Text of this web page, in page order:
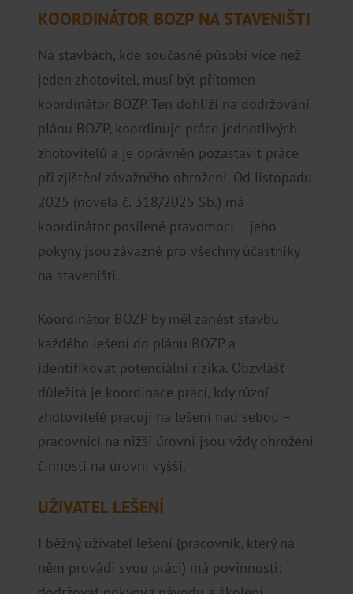
KOORDINÁTOR BOZP NA STAVENIŠTI
Na stavbách, kde současně působí více než
jeden zhotovitel, musí být přítomen
koordinátor BOZP. Ten dohlíží na dodržování
plánu BOZP, koordinuje práce jednotlivých
zhotovitelů a je oprávněn pozastavit práce
při zjištění závažného ohrožení. Od listopadu
2025 (novela č. 318/2025 Sb.) má
koordinátor posílené pravomoci – jeho
pokyny jsou závazné pro všechny účastníky
na staveništi.
Koordinátor BOZP by měl zanést stavbu
každého lešení do plánu BOZP a
identifikovat potenciální rizika. Obzvlášť
důležitá je koordinace prací, kdy různí
zhotovitelé pracují na lešení nad sebou –
pracovníci na nižší úrovni jsou vždy ohroženi
činností na úrovni vyšší.
UŽIVATEL LEŠENÍ
I běžný uživatel lešení (pracovník, který na
něm provádí svou práci) má povinnosti: